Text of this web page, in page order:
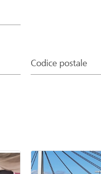
Codice postale